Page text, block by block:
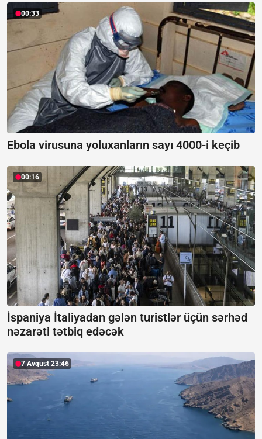
00:33
Ebola virusuna yoluxanların sayı 4000-i keçib
00:16
İspaniya İtaliyadan gələn turistlər üçün sərhəd
nəzarəti tətbiq edəcək
7 Avqust 23:46